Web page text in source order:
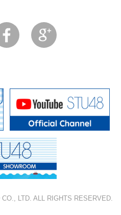
LTD. ALL RIGHTS RESERVED.